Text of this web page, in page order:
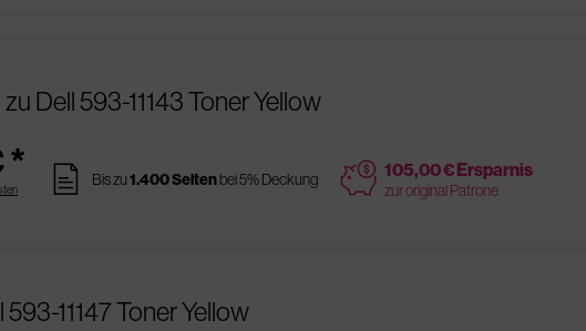
Dell 593-11143 Toner Yellow
* pages Bis zu1.400 Seitenbei 5% Deckung price 105,00 € Ersparnis
zur original Patrone
11147 Toner Yellow